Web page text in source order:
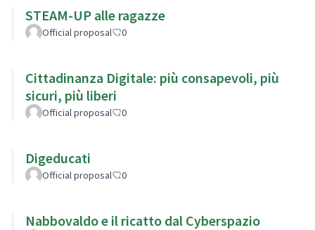
STEAM-UP alle ragazze
Official proposal 0
Cittadinanza Digitale: più consapevoli, più
sicuri, più liberi
Official proposal 0
Digeducati
Official proposal 0
Nabbovaldo e il ricatto dal Cyberspazio